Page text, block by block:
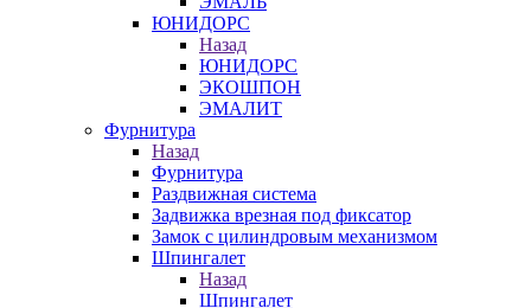
ЮНИДОРС
Назад
ЮНИДОРС
ЭКОШПОН
ЭМАЛИТ
Фурнитура
Назад
Фурнитура
Раздвижная система
Задвижка врезная под фиксатор
Замок с цилиндровым механизмом
Шпингалет
Назад
Шпингалет